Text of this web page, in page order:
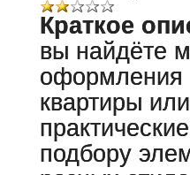
Краткое
вы найдёте
квартиры
подбору